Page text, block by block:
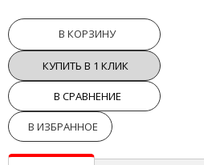
В КОРЗИНУ
КУПИТЬ В 1 КЛИК
В СРАВНЕНИЕ
В ИЗБРАННОЕ